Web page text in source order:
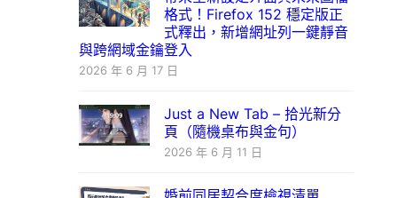
格式！Firefox 152 穩定版正
式釋出，新增網址列一鍵靜音
與跨網域金鑰登入
2026 年 6 月 17 日
Just a New Tab – 拾光新分
頁（隨機桌布與金句）
2026 年 6 月 11 日